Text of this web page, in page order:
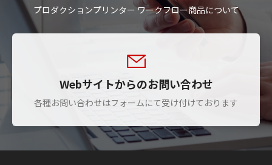
プロダクションプリンター ワークフロー商品について
Webサイトからのお問い合わせ
各種お問い合わせはフォームにて受け付けております